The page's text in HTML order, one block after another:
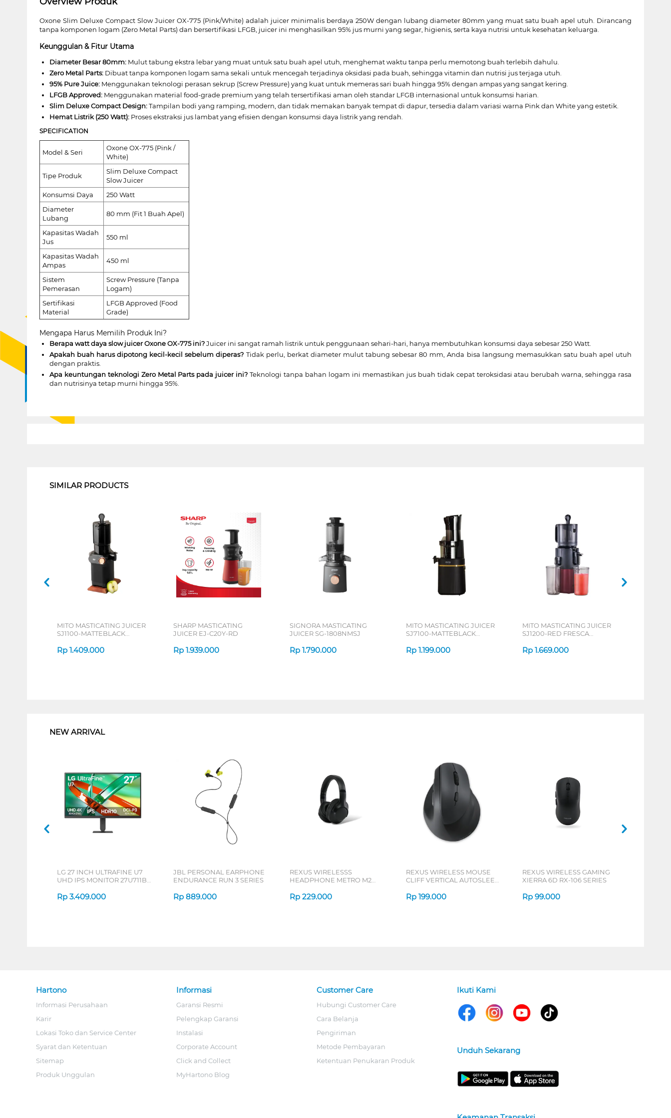
Oxone Slim Deluxe Compact Slow Juicer OX-775 (Pink/White) adalah juicer minimalis berdaya 250W dengan lubang diameter 80mm yang muat satu buah apel utuh. Dirancang
tanpa komponen logam (Zero Metal Parts) dan bersertifikasi LFGB, juicer ini menghasilkan 95% jus murni yang segar, higienis, serta kaya nutrisi untuk kesehatan keluarga.
Keunggulan & Fitur Utama
Diameter Besar 80mm:Mulut tabung ekstra lebar yang muat untuk satu buah apel utuh, menghemat waktu tanpa perlu memotong buah terlebih dahulu.
Zero Metal Parts:Dibuat tanpa komponen logam sama sekali untuk mencegah terjadinya oksidasi pada buah, sehingga vitamin dan nutrisi jus terjaga utuh.
95% Pure Juice:Menggunakan teknologi perasan sekrup (Screw Pressure) yang kuat untuk memeras sari buah hingga 95% dengan ampas yang sangat kering.
LFGB Approved:Menggunakan material food-grade premium yang telah tersertifikasi aman oleh standar LFGB internasional untuk konsumsi harian.
Slim Deluxe Compact Design:Tampilan bodi yang ramping, modern, dan tidak memakan banyak tempat di dapur, tersedia dalam variasi warna Pink dan White yang estetik.
Hemat Listrik (250 Watt):Proses ekstraksi jus lambat yang efisien dengan konsumsi daya listrik yang rendah.
SPECIFICATION
Model & Seri
Oxone OX-775 (Pink /
White)
Tipe Produk
Slim Deluxe Compact
Slow Juicer
Konsumsi Daya
250 Watt
Diameter
Lubang
80 mm (Fit 1 Buah Apel)
Kapasitas Wadah
Jus
550 ml
Kapasitas Wadah
Ampas
450 ml
Sistem
Pemerasan
Screw Pressure (Tanpa
Logam)
Sertifikasi
Material
LFGB Approved (Food
Grade)
Mengapa Harus Memilih Produk Ini?
Berapa watt daya slow juicer Oxone OX-775 ini?Juicer ini sangat ramah listrik untuk penggunaan sehari-hari, hanya membutuhkan konsumsi daya sebesar 250 Watt.
Apakah buah harus dipotong kecil-kecil sebelum diperas? Tidak perlu, berkat diameter mulut tabung sebesar 80 mm, Anda bisa langsung memasukkan satu buah apel utuh
dengan praktis.
Apa keuntungan teknologi Zero Metal Parts pada juicer ini? Teknologi tanpa bahan logam ini memastikan jus buah tidak cepat teroksidasi atau berubah warna, sehingga rasa
dan nutrisinya tetap murni hingga 95%.
SIMILAR PRODUCTS
MITO MASTICATING JUICER
SJ1100-MATTEBLACK
WATT
Rp 1.409.000
SHARP MASTICATING
JUICER EJ-C20Y-RD
Rp 1.939.000
SIGNORA MASTICATING
JUICER SG-1808NMSJ
Rp 1.790.000
MITO MASTICATING JUICER
SJ7100-MATTEBLACK
Rp 1.199.000
MITO MASTICATING JUICER
SJ1200-RED FRESCA
Rp 1.669.000
NEW ARRIVAL
LG 27 INCH ULTRAFINE U7
UHD IPS MONITOR 27U711B-
Rp 3.409.000
JBL PERSONAL EARPHONE
ENDURANCE RUN 3 SERIES
Rp 889.000
REXUS WIRELESSS
HEADPHONE METRO M2
Rp 229.000
REXUS WIRELESS MOUSE
CLIFF VERTICAL AUTOSLEEP
Rp 199.000
REXUS WIRELESS GAMING
XIERRA 6D RX-106 SERIES
Rp 99.000
Hartono
Informasi Perusahaan
Karir
Lokasi Toko dan Service Center
Syarat dan Ketentuan
Sitemap
Produk Unggulan
Informasi
Garansi Resmi
Pelengkap Garansi
Instalasi
Corporate Account
Click and Collect
MyHartono Blog
Customer Care
Hubungi Customer Care
Cara Belanja
Pengiriman
Metode Pembayaran
Ketentuan Penukaran Produk
Ikuti Kami
Unduh Sekarang